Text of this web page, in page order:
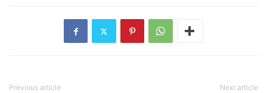
Previous article Next article